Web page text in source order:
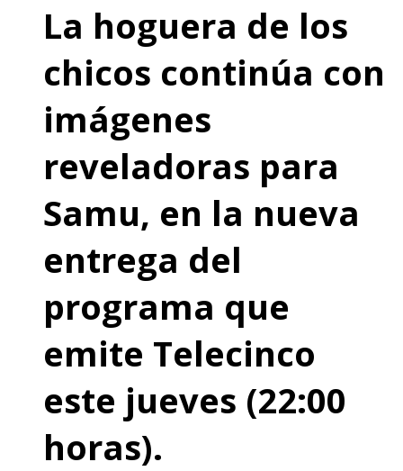
La hoguera de los
chicos continúa con
imágenes
reveladoras para
Samu, en la nueva
entrega del
programa que
emite Telecinco
este jueves (22:00
horas).